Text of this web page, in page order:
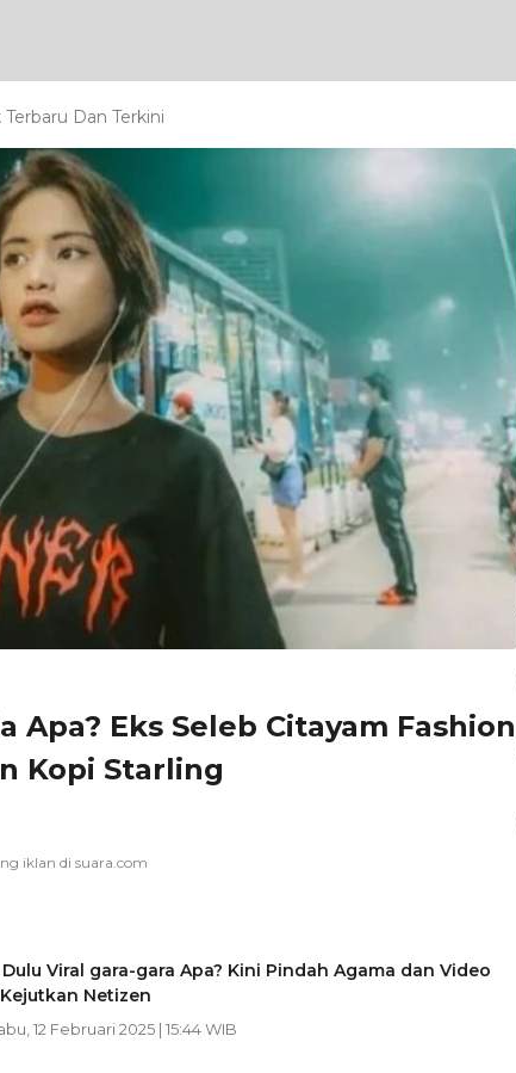
Dan Terkini
Apa? Eks Seleb Citayam Fashion
Kopi Starling
Viral gara-gara Apa? Kini Pindah Agama dan Video
Netizen
12 Februari 2025 | 15:44 WIB